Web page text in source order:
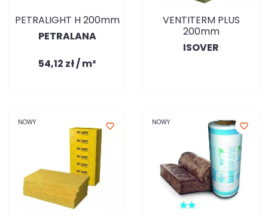
PETRALIGHT H 200mm
PETRALANA
54,12 zł / m²
VENTITERM PLUS
200mm
ISOVER
NOWY favorite_border NOWY favorite_border